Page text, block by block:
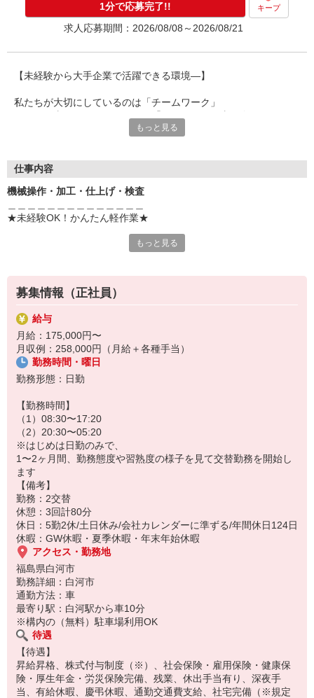
1分で応募完了!! キープ
求人応募期間：2026/08/08～2026/08/21
【未経験から大手企業で活躍できる環境―】
私たちが大切にしているのは「チームワーク」
タイルにこだわっています。
業務知識も経験も全くありませんでしたが、
最初は直属の上司のアシスタント業務からスタートし、
徐々にできることの幅を広げていった感じです。
みなさん丁寧に仕事を教えてくれたので、1年ほどである程度の
業務は一人でできるようになりました。
もっと見る
仕事内容
機械操作・加工・仕上げ・検査
★未経験OK！かんたん軽作業★
工業用ゴム製品や医療・衛生用ゴム製品を
お任せするのは、
車載LEDのキャップ製造など！
力仕事ほぼなしで身体への負担も少なめです♪
＜具体的には…＞
【マウント工程(土台のラバーにLEDチップを埋め込む作業)】
◆顕微鏡を使用して検査をおこなう
【レンズ工程】
◆製品の成型
◆仕上げ
◆検査
(射出成型機を使用する)
＜職場環境＞
◎1年を通してほぼ同じ室温に設定されたクリーンルーム内での作業
です！
◎一食350円のお手頃価格で仕出しのお弁当が注文できます☆
詳細については面談時にご説明させていただきます。
募集状況等によっては当該案件へのご案内が難しい場合がありま
す。
もっと見る
募集情報（正社員）
給与
月給：175,000円〜
月収例：258,000円（月給＋各種手当）
勤務時間・曜日
勤務形態：日勤
【勤務時間】
（1）08:30〜17:20
（2）20:30〜05:20
※はじめは日勤のみで、
1〜2ヶ月間、勤務態度や習熟度の様子を見て交替勤務を開始し
ます
【備考】
勤務：2交替
休憩：3回計80分
休日：5勤2休/土日休み/会社カレンダーに準ずる/年間休日124日
休暇：GW休暇・夏季休暇・年末年始休暇
アクセス・勤務地
福島県白河市
勤務詳細：白河市
通勤方法：車
最寄り駅：白河駅から車10分
※構内の（無料）駐車場利用OK
待遇
【待遇】
昇給昇格、株式付与制度（※）、社会保険・雇用保険・健康保
険・厚生年金・労災保険完備、残業、休出手当有り、深夜手
当、有給休暇、慶弔休暇、通勤交通費支給、社宅完備（※規定